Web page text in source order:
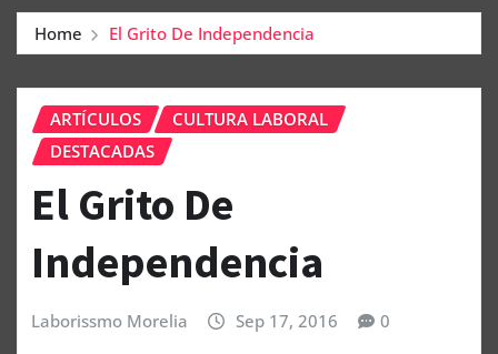
Home El Grito De Independencia
ARTÍCULOS
CULTURA LABORAL
DESTACADAS
El Grito De
Independencia
Laborissmo Morelia Sep 17, 2016 0